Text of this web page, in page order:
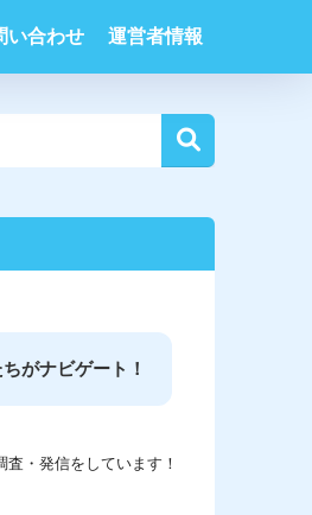
い合わせ 運営者情報
がナビゲート！
・発信をしています！